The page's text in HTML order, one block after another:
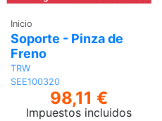
Inicio
Soporte - Pinza de
Freno
TRW
SEE100320
98,11 €
Impuestos incluidos